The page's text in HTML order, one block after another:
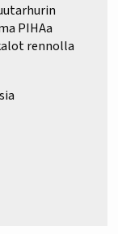
PIHAa
rennolla